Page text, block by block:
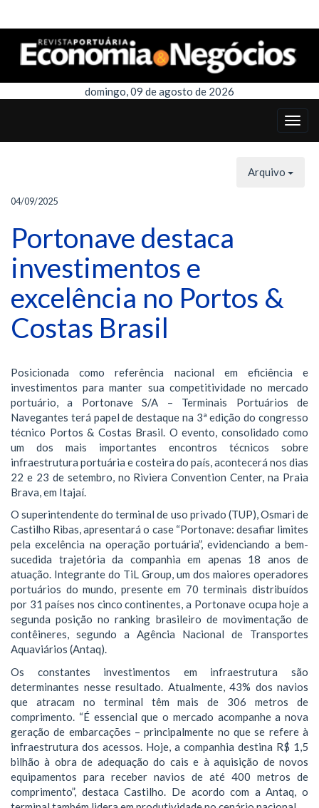
domingo, 09 de agosto de 2026
Arquivo
04/09/2025
Portonave destaca
investimentos e
excelência no Portos &
Costas Brasil
Posicionada como referência nacional em eficiência e
investimentos para manter sua competitividade no mercado
portuário, a Portonave S/A – Terminais Portuários de
Navegantes terá papel de destaque na 3ª edição do congresso
técnico Portos & Costas Brasil. O evento, consolidado como
um dos mais importantes encontros técnicos sobre
infraestrutura portuária e costeira do país, acontecerá nos dias
22 e 23 de setembro, no Riviera Convention Center, na Praia
Brava, em Itajaí.
O superintendente do terminal de uso privado (TUP), Osmari de
Castilho Ribas, apresentará o case “Portonave: desafiar limites
pela excelência na operação portuária”, evidenciando a bem-
sucedida trajetória da companhia em apenas 18 anos de
atuação. Integrante do TiL Group, um dos maiores operadores
portuários do mundo, presente em 70 terminais distribuídos
por 31 países nos cinco continentes, a Portonave ocupa hoje a
segunda posição no ranking brasileiro de movimentação de
contêineres, segundo a Agência Nacional de Transportes
Aquaviários (Antaq).
Os constantes investimentos em infraestrutura são
determinantes nesse resultado. Atualmente, 43% dos navios
que atracam no terminal têm mais de 306 metros de
comprimento. “É essencial que o mercado acompanhe a nova
geração de embarcações – principalmente no que se refere à
infraestrutura dos acessos. Hoje, a companhia destina R$ 1,5
bilhão à obra de adequação do cais e à aquisição de novos
equipamentos para receber navios de até 400 metros de
comprimento”, destaca Castilho. De acordo com a Antaq, o